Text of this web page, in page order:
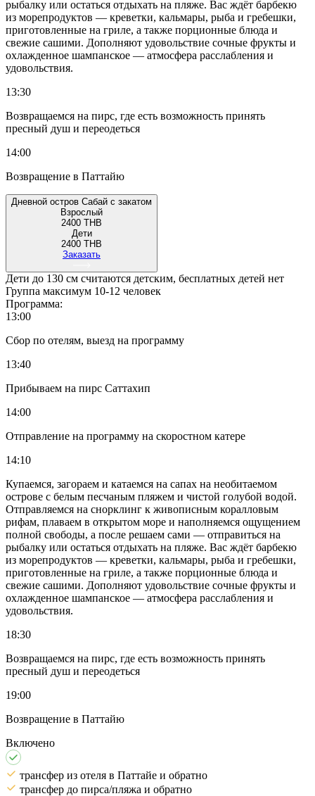
рыбалку или остаться отдыхать на пляже. Вас ждёт барбекю
из морепродуктов — креветки, кальмары, рыба и гребешки,
приготовленные на гриле, а также порционные блюда и
свежие сашими. Дополняют удовольствие сочные фрукты и
охлажденное шампанское — атмосфера расслабления и
удовольствия.
13:30
Возвращаемся на пирс, где есть возможность принять
пресный душ и переодеться
14:00
Возвращение в Паттайю
Дневной остров Сабай с закатом
Взрослый
2400 THB
Дети
2400 THB
Заказать
Дети до 130 см считаются детским, бесплатных детей нет
Группа максимум 10-12 человек
Программа:
13:00
Сбор по отелям, выезд на программу
13:40
Прибываем на пирс Саттахип
14:00
Отправление на программу на скоростном катере
14:10
Купаемся, загораем и катаемся на сапах на необитаемом
острове с белым песчаным пляжем и чистой голубой водой.
Отправляемся на снорклинг к живописным коралловым
рифам, плаваем в открытом море и наполняемся ощущением
полной свободы, а после решаем сами — отправиться на
рыбалку или остаться отдыхать на пляже. Вас ждёт барбекю
из морепродуктов — креветки, кальмары, рыба и гребешки,
приготовленные на гриле, а также порционные блюда и
свежие сашими. Дополняют удовольствие сочные фрукты и
охлажденное шампанское — атмосфера расслабления и
удовольствия.
18:30
Возвращаемся на пирс, где есть возможность принять
пресный душ и переодеться
19:00
Возвращение в Паттайю
Включено
трансфер из отеля в Паттайе и обратно
трансфер до пирса/пляжа и обратно